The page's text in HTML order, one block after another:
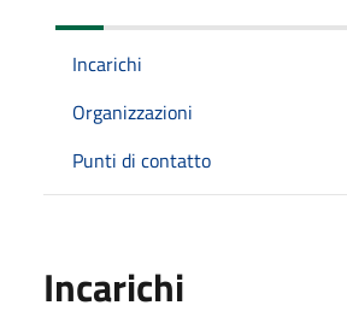
Incarichi
Organizzazioni
Punti di contatto
Incarichi